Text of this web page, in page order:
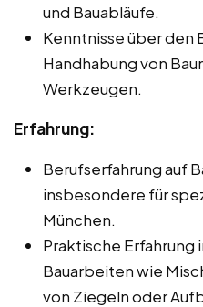
und Bauabläufe.
Kenntnisse über den
Handhabung von
Werkzeugen.
Erfahrung:
Berufserfahrung auf
insbesondere für
München.
Praktische Erfahrung
Bauarbeiten wie
von Ziegeln oder